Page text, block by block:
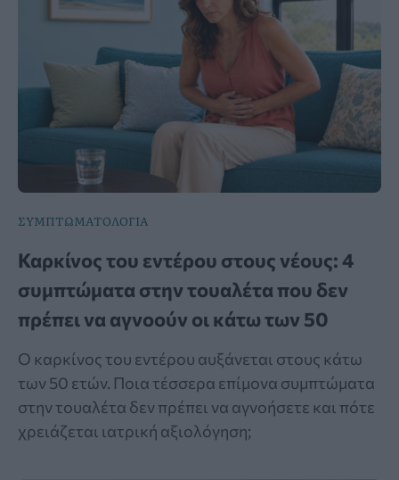
ΣΥΜΠΤΩΜΑΤΟΛΟΓΙΑ
Καρκίνος του εντέρου στους νέους: 4
συμπτώματα στην τουαλέτα που δεν
πρέπει να αγνοούν οι κάτω των 50
Ο καρκίνος του εντέρου αυξάνεται στους κάτω
των 50 ετών. Ποια τέσσερα επίμονα συμπτώματα
στην τουαλέτα δεν πρέπει να αγνοήσετε και πότε
χρειάζεται ιατρική αξιολόγηση;